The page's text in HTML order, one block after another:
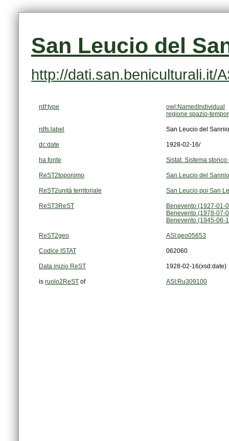
San Leucio del
http://dati.san.beniculturali.it/
rdf:type
owl:NamedIndividual
regione spazio-
rdfs:label San Leucio del
dc:date 1928-02-16/
ha fonte Sistat. Sistema
ReST2toponimo San Leucio del Sannio
ReST2unità territoriale San Leucio poi San
ReST3ReST
Benevento (1927-01-
Benevento (1978-07-
Benevento (1945-06-
ReST2geo ASI:geo05653
Codice ISTAT 062060
Data inizio ReST 1928-02-16(xsd:date)
is ruolo2ReST of ASI:Ru309100